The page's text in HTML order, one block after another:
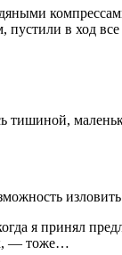
в ход
тишиной,
я принял
— тоже…